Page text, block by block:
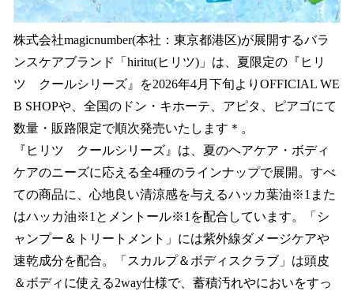
株式会社magicnumber(本社：東京都港区)が展開するバラ
ンスケアブランド「hiritu(ヒリツ)」は、夏限定の『ヒリ
ツ クールシリーズ』を2026年4月下旬よりOFFICIAL WE
B SHOPや、全国のドン・キホーテ、アピタ、ピアゴにて
数量・販路限定で順次発売いたします＊。
『ヒリツ クールシリーズ』は、夏のヘアケア・ボディ
ケアのニーズに応える全4種のラインナップで展開。すべ
ての商品に、心地良い清涼感を与えるハッカ葉油※1また
はハッカ油※1とメントール※1を配合しています。「シ
ャンプー＆トリートメント」には紫外線ダメージケアや
速乾成分を配合。「スカルプ＆ボディスクラブ」は頭皮
＆ボディに使える2way仕様で、蓄積汚れやにおいをすっ